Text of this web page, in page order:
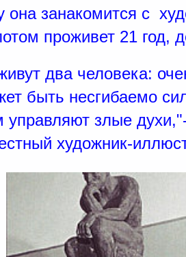
она занакомится с
проживет 21 год,
два человека:
быть несгибаемо
управляют злые
художник-